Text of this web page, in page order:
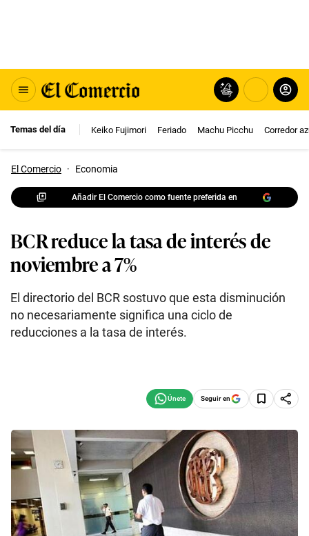
Temas del día Keiko Fujimori Feriado Machu Picchu Corredor
El Comercio · Economia
Añadir El Comercio como fuente preferida en
BCR reduce la tasa de interés de
noviembre a 7%
El directorio del BCR sostuvo que esta disminución
no necesariamente significa una ciclo de
reducciones a la tasa de interés.
Seguir en